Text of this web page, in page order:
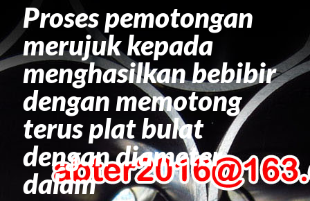
Proses pemotongan
merujuk kepada
menghasilkan bebibir
dengan memotong
terus plat bulat
dengan diameter
dalam